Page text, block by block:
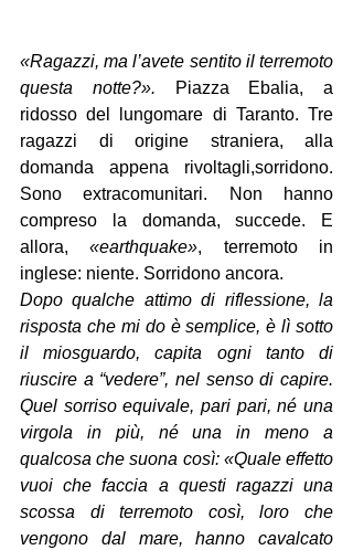
«Ragazzi, ma l’avete sentito il terremoto
questa notte?». Piazza Ebalia, a
ridosso del lungomare di Taranto. Tre
ragazzi di origine straniera, alla
domanda appena rivoltagli,sorridono.
Sono extracomunitari. Non hanno
compreso la domanda, succede. E
allora, «earthquake», terremoto in
inglese: niente. Sorridono ancora.
Dopo qualche attimo di riflessione, la
risposta che mi do è semplice, è lì sotto
il miosguardo, capita ogni tanto di
riuscire a “vedere”, nel senso di capire.
Quel sorriso equivale, pari pari, né una
virgola in più, né una in meno a
qualcosa che suona così: «Quale effetto
vuoi che faccia a questi ragazzi una
scossa di terremoto così, loro che
vengono dal mare, hanno cavalcato